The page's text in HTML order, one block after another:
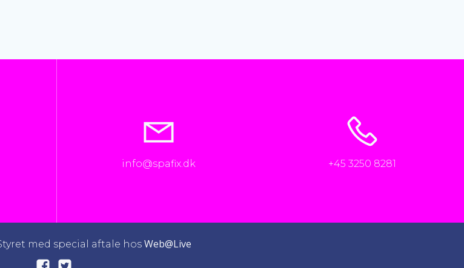
info@spafix.dk +45 3250 8281
med special aftale hos Web@Live